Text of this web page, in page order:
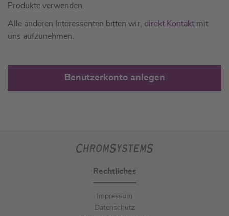
Produkte verwenden.
Alle anderen Interessenten bitten wir, direkt Kontakt mit
uns aufzunehmen.
Benutzerkonto anlegen
Rechtliches
Impressum
Datenschutz